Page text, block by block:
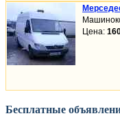
Цена:
Бесплатные